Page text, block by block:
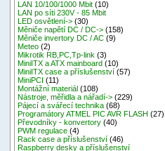
LAN 10/100/1000 Mbit (10)
LAN po síti 230V - 85 Mbit
LED osvětlení-> (30)
Měniče napětí DC / DC-> (158)
Měniče invertory DC / AC (9)
Meteo (2)
Mikrotik RB,PC,Tp-link (3)
MiniITX a ATX mainboard (10)
MiniITX case a příslušenství (57)
MiniPCI (11)
Montážní materiál (108)
Nástroje, měřidla a nářadí-> (229)
Pájecí a svářecí technika (68)
Programátory ATMEL PIC AVR FLASH (27)
Převodníky - konvertory (40)
PWM regulace (4)
Rack case a příslušenství (46)
Raspberry desky a příslušenství